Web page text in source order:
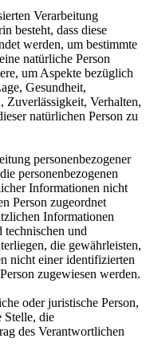
Verarbeitung
besteht, dass diese
werden, um bestimmte
natürliche Person
um Aspekte bezüglich
Gesundheit,
Zuverlässigkeit, Verhalten,
natürlichen Person zu
personenbezogener
personenbezogenen
Informationen nicht
Person zugeordnet
Informationen
technischen und
die gewährleisten,
nicht einer identifizierten
zugewiesen werden.
oder juristische Person,
Stelle, die
des Verantwortlichen